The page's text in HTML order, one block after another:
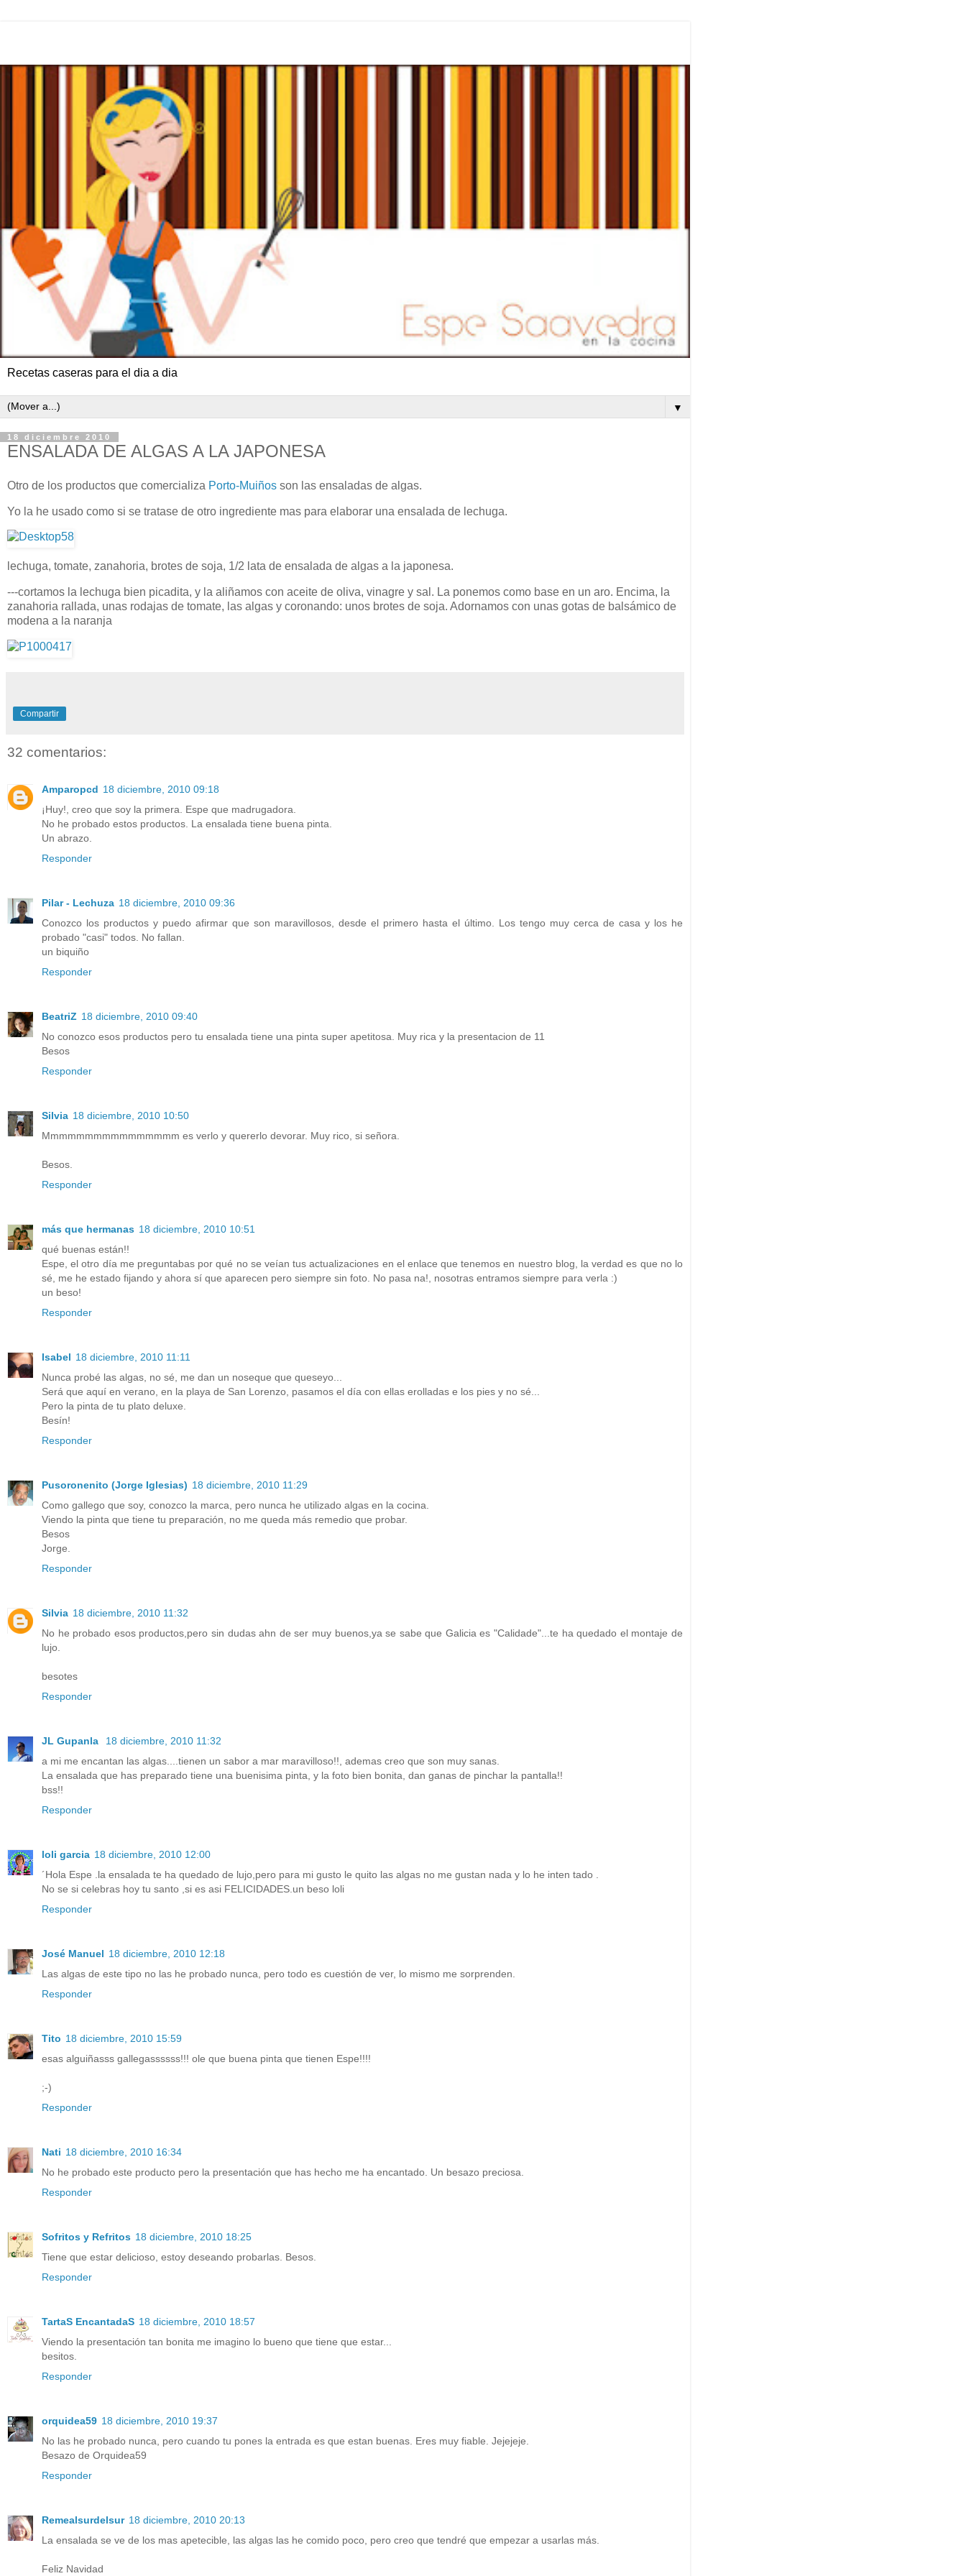
Recetas caseras para el dia a dia
▼
18 diciembre 2010
ENSALADA DE ALGAS A LA JAPONESA
Otro de los productos que comercializa Porto-Muiños son las ensaladas de algas.
Yo la he usado como si se tratase de otro ingrediente mas para elaborar una ensalada de lechuga.
lechuga, tomate, zanahoria, brotes de soja, 1/2 lata de ensalada de algas a la japonesa.
---cortamos la lechuga bien picadita, y la aliñamos con aceite de oliva, vinagre y sal. La ponemos como base en un aro. Encima, la
zanahoria rallada, unas rodajas de tomate, las algas y coronando: unos brotes de soja. Adornamos con unas gotas de balsámico de
modena a la naranja
Compartir
32 comentarios:
Amparopcd 18 diciembre, 2010 09:18
¡Huy!, creo que soy la primera. Espe que madrugadora.
No he probado estos productos. La ensalada tiene buena pinta.
Un abrazo.
Responder
Pilar - Lechuza 18 diciembre, 2010 09:36
Conozco los productos y puedo afirmar que son maravillosos, desde el primero hasta el último. Los tengo muy cerca de casa y los he
probado "casi" todos. No fallan.
un biquiño
Responder
BeatriZ 18 diciembre, 2010 09:40
No conozco esos productos pero tu ensalada tiene una pinta super apetitosa. Muy rica y la presentacion de 11
Besos
Responder
Silvia 18 diciembre, 2010 10:50
Mmmmmmmmmmmmmmmm es verlo y quererlo devorar. Muy rico, si señora.
Besos.
Responder
más que hermanas 18 diciembre, 2010 10:51
qué buenas están!!
Espe, el otro día me preguntabas por qué no se veían tus actualizaciones en el enlace que tenemos en nuestro blog, la verdad es que no lo
sé, me he estado fijando y ahora sí que aparecen pero siempre sin foto. No pasa na!, nosotras entramos siempre para verla :)
un beso!
Responder
Isabel 18 diciembre, 2010 11:11
Nunca probé las algas, no sé, me dan un noseque que queseyo...
Será que aquí en verano, en la playa de San Lorenzo, pasamos el día con ellas erolladas e los pies y no sé...
Pero la pinta de tu plato deluxe.
Besín!
Responder
Pusoronenito (Jorge Iglesias) 18 diciembre, 2010 11:29
Como gallego que soy, conozco la marca, pero nunca he utilizado algas en la cocina.
Viendo la pinta que tiene tu preparación, no me queda más remedio que probar.
Besos
Jorge.
Responder
Silvia 18 diciembre, 2010 11:32
No he probado esos productos,pero sin dudas ahn de ser muy buenos,ya se sabe que Galicia es "Calidade"...te ha quedado el montaje de
lujo.
besotes
Responder
JL Gupanla
18 diciembre, 2010 11:32
a mi me encantan las algas....tienen un sabor a mar maravilloso!!, ademas creo que son muy sanas.
La ensalada que has preparado tiene una buenisima pinta, y la foto bien bonita, dan ganas de pinchar la pantalla!!
bss!!
Responder
loli garcia 18 diciembre, 2010 12:00
´Hola Espe .la ensalada te ha quedado de lujo,pero para mi gusto le quito las algas no me gustan nada y lo he inten tado .
No se si celebras hoy tu santo ,si es asi FELICIDADES.un beso loli
Responder
José Manuel 18 diciembre, 2010 12:18
Las algas de este tipo no las he probado nunca, pero todo es cuestión de ver, lo mismo me sorprenden.
Responder
Tito 18 diciembre, 2010 15:59
esas alguiñasss gallegassssss!!! ole que buena pinta que tienen Espe!!!!
;-)
Responder
Nati 18 diciembre, 2010 16:34
No he probado este producto pero la presentación que has hecho me ha encantado. Un besazo preciosa.
Responder
Sofritos y Refritos 18 diciembre, 2010 18:25
Tiene que estar delicioso, estoy deseando probarlas. Besos.
Responder
TartaS EncantadaS 18 diciembre, 2010 18:57
Viendo la presentación tan bonita me imagino lo bueno que tiene que estar...
besitos.
Responder
orquidea59 18 diciembre, 2010 19:37
No las he probado nunca, pero cuando tu pones la entrada es que estan buenas. Eres muy fiable. Jejejeje.
Besazo de Orquidea59
Responder
Remealsurdelsur 18 diciembre, 2010 20:13
La ensalada se ve de los mas apetecible, las algas las he comido poco, pero creo que tendré que empezar a usarlas más.
Feliz Navidad